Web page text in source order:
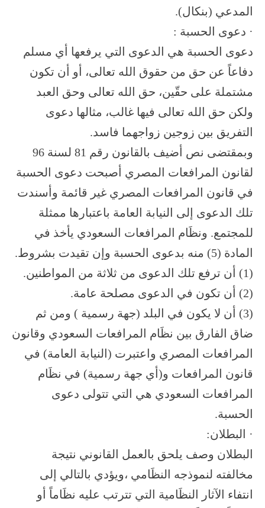
المدعي (بنكال).
· دعوى الحسبة :
دعوى الحسبة هي الدعوى التي يرفعها أي مسلم
دفاعاً عن حق من حقوق الله تعالى، أو أن تكون
مشتملة على حقّين، حق الله تعالى وحق العبد
ولكن حق الله تعالى فيها غالب، مثالها دعوى
التفريق بين زوجين زواجهما فاسد.
وبمقتضى نص أضيف بالقانون رقم 81 لسنة 96
لقانون المرافعات المصري أصبحت دعوى الحسبة
في قانون المرافعات المصري غير قائمة وأسندت
تلك الدعوى إلى النيابة العامة باعتبارها ممثلة
للمجتمع. ونظَام المرافعات السعودي يأخذ في
المادة (5) منه بدعوى الحسبة وإن تقيدت بشروط.
(1) أن ترفع تلك الدعوى من ثلاثة من المواطنين.
(2) أن تكون في الدعوى مصلحة عامة.
(3) أن لا يكون في البلد (جهة رسمية ) ومن ثم
ضاق الفارق بين نظَام المرافعات السعودي وقانون
المرافعات المصري واعتبرت (النيابة العامة) في
قانون المرافعات و(أي جهة رسمية) في نظَام
المرافعات السعودي هي التي تتولى دعوى
الحسبة.
· البطلان:
البطلان وصف يلحق بالعمل القانوني نتيجة
مخالفته لنموذجه النظَامي ،ويؤدي بالتالي إلى
انتفاء الآثار النظَامية التي تترتب عليه نظَاماً أو